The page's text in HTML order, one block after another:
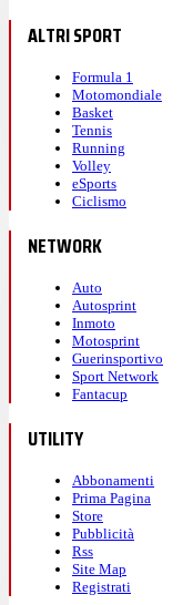
ALTRI SPORT
Formula 1
Motomondiale
Basket
Tennis
Running
Volley
eSports
Ciclismo
NETWORK
Auto
Autosprint
Inmoto
Motosprint
Guerinsportivo
Sport Network
Fantacup
UTILITY
Abbonamenti
Prima Pagina
Store
Pubblicità
Rss
Site Map
Registrati